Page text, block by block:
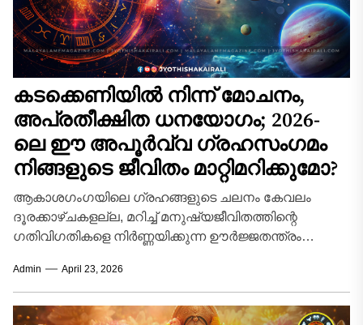
കടക്കെണിയിൽ നിന്ന് മോചനം,
അപ്രതീക്ഷിത ധനയോഗം; 2026-
ലെ ഈ അപൂർവ്വ ഗ്രഹസംഗമം
നിങ്ങളുടെ ജീവിതം മാറ്റിമറിക്കുമോ?
ആകാശഗംഗയിലെ ഗ്രഹങ്ങളുടെ ചലനം കേവലം
ദൂരക്കാഴ്ചകളല്ല, മറിച്ച് മനുഷ്യജീവിതത്തിന്റെ
ഗതിവിഗതികളെ നിർണ്ണയിക്കുന്ന ഊർജ്ജതന്ത്രം
വിശ്വസിക്കുന്നത്. 2026 ഏപ്രിൽ മാസം അത്തരമൊരു
അപൂർവ്വവും ശക്തവുമായ...
Admin April 23, 2026